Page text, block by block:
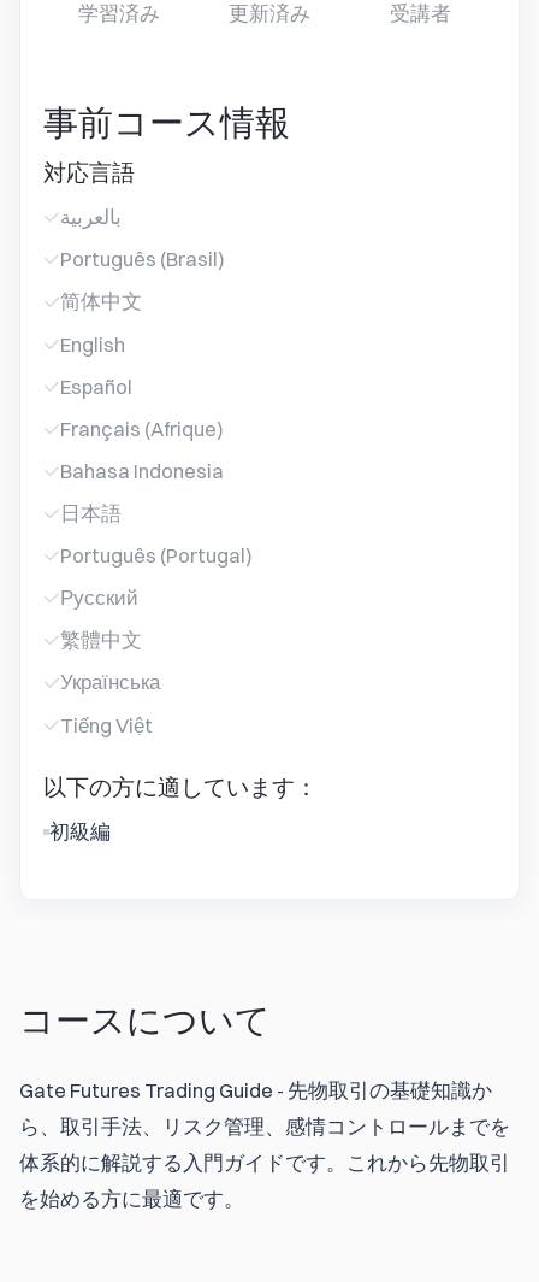
学習済み 更新済み 受講者
事前コース情報
対応言語
بالعربية
Português (Brasil)
简体中文
English
Español
Français (Afrique)
Bahasa Indonesia
日本語
Português (Portugal)
Русский
繁體中文
Українська
Tiếng Việt
以下の方に適しています：
初級編
コースについて
Gate Futures Trading Guide - 先物取引の基礎知識か
ら、取引手法、リスク管理、感情コントロールまでを
体系的に解説する入門ガイドです。これから先物取引
を始める方に最適です。